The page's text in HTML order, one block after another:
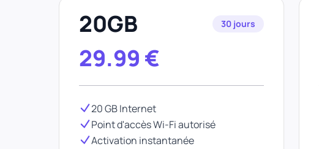
20GB 30 jours
29.99 €
20 GB Internet
Point d'accès Wi-Fi autorisé
Activation instantanée